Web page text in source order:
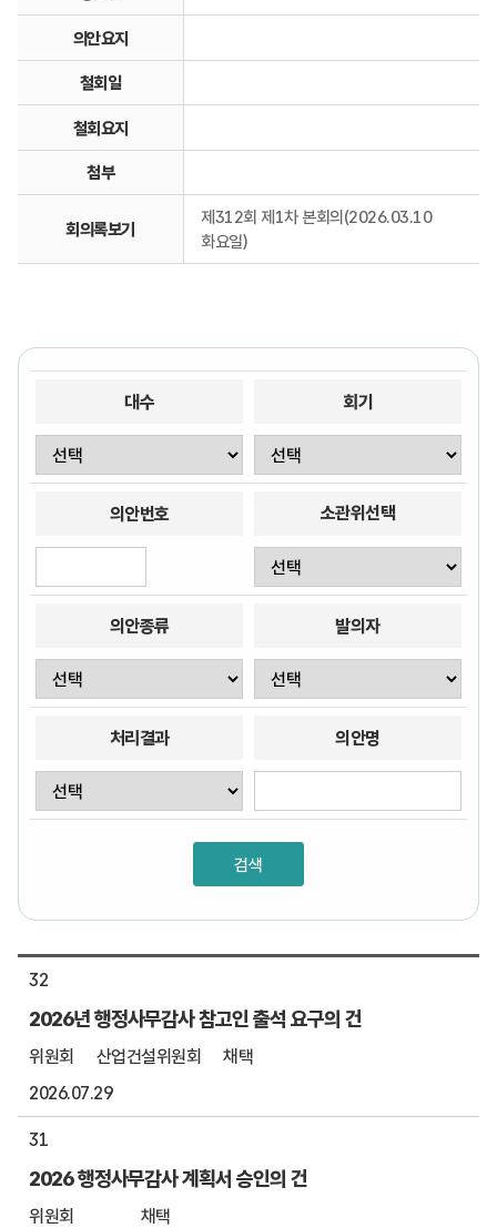
의안요지
철회일
철회요지
첨부
회의록보기
제312회 제1차 본회의(2026.03.10
화요일)
대수 회기
의안번호 소관위선택
의안종류 발의자
처리결과 의안명
32
2026년 행정사무감사 참고인 출석 요구의 건
위원회 산업건설위원회
채택
2026.07.29
31
2026 행정사무감사 계획서 승인의 건
위원회 채택